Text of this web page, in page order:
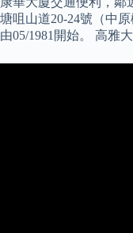
塘咀山道20-24號（中
由05/1981開始。 高雅